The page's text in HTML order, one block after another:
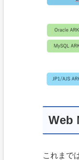
Web
これまで